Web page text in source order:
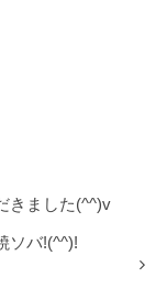
きました(^^)v
ソバ!(^^)!